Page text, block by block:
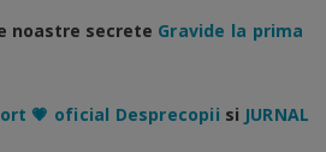
noastre secrete Gravide la prima
💗 oficial Desprecopii si JURNAL